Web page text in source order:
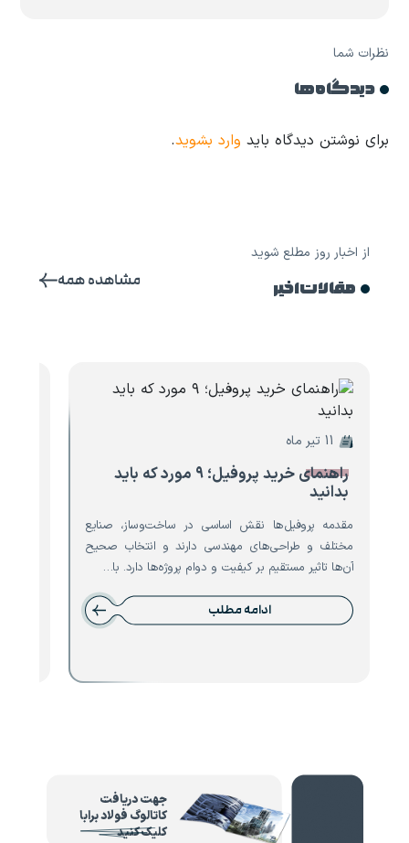
نظرات شما
دیدگاه ها
برای نوشتن دیدگاه باید وارد بشوید.
از اخبار روز مطلع شوید
مقالات اخیر مشاهده همه
راهنمای خرید پروفیل؛ ۹ مورد که باید
بدانید
مقدمه پروفیل‌ها نقش اساسی در ساخت‌وساز، صنایع
مختلف و طراحی‌های مهندسی دارند و انتخاب صحیح
آن‌ها تاثیر مستقیم بر کیفیت و دوام پروژه‌ها دارد. با…
ادامه مطلب
جهت دریافت
کاتالوگ فولاد برابا
کلیک کنید